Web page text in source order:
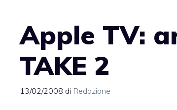
Apple TV:
TAKE 2
13/02/2008 di Redazione